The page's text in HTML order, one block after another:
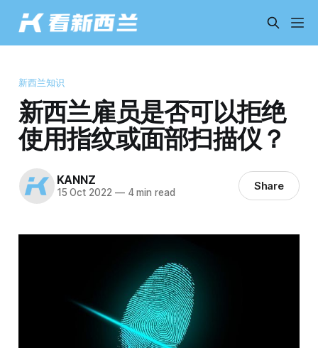
新西兰知识
新西兰雇员是否可以拒绝
使用指纹或面部扫描仪？
KANNZ
15 Oct 2022 —4 min read Share